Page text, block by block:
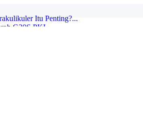
Itu Penting?...
G30S PKI...
di Singapura untuk Pelajar Indonesia FULL...
Manfaatnya Pada Pendidikan...